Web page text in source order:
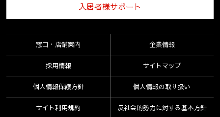
入居者様サポート
窓口・店舗案内 企業情報
採用情報 サイトマップ
個人情報保護方針 個人情報の取り扱い
サイト利用規約 反社会的勢力に対する基本方針